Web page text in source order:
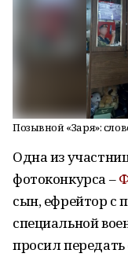
Позывной «Заря»:
Одна из
фотоконкурса –
сын, ефрейтор с
специальной
просил